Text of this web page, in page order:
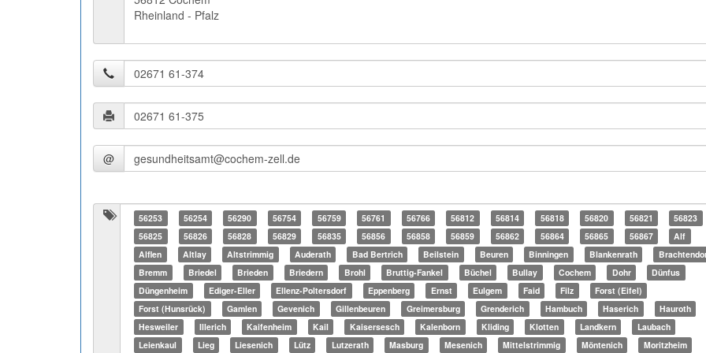
Rheinland - Pfalz
@
56253 56254 56290 56754 56759 56761 56766 56812 56814 56818 56820 56821
56823
56825
56826 56828 56829 56835 56856 56858 56859 56862 56864 56865 56867
Alf
Alflen
Altlay Altstrimmig Auderath Bad Bertrich Beilstein Beuren Binningen Blankenrath
Bremm
Briedel Brieden Briedern Brohl Bruttig-Fankel Büchel Bullay Cochem Dohr
Dünfus
Düngenheim
Ediger-Eller Ellenz-Poltersdorf Eppenberg Ernst Eulgem Faid Filz
Forst (Eifel)
Forst (Hunsrück)
Gamlen Gevenich Gillenbeuren Greimersburg Grenderich Hambuch Haserich
Hauroth
Hesweiler
Illerich Kaifenheim Kail Kaisersesch Kalenborn Kliding Klotten Landkern
Laubach
Leienkaul
Lieg Liesenich Lütz Lutzerath Masburg Mesenich Mittelstrimmig Möntenich Moritzheim